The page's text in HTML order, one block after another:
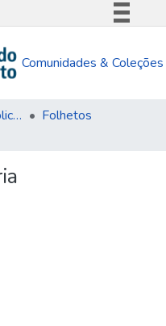
Comunica BR
Acesso à informação
Comunidades & Coleções
Navegar por Tipo de Publicação
Folhetos